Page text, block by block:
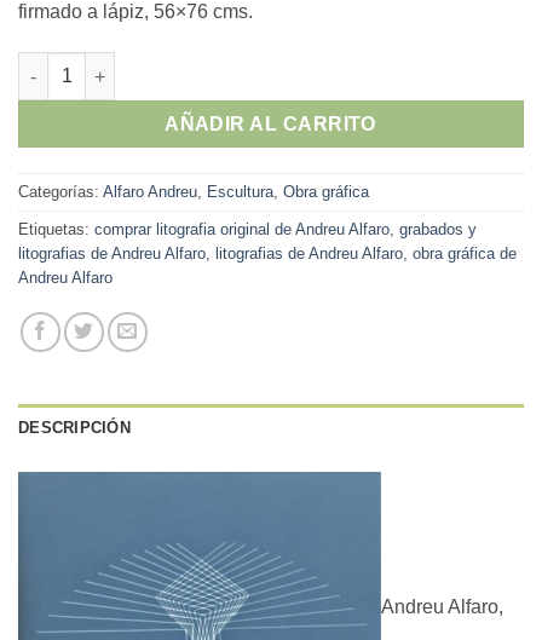
firmado a lápiz, 56×76 cms.
Andreu Alfaro - "Cinética" litografia cantidad
AÑADIR AL CARRITO
Categorías: Alfaro Andreu Escultura Obra gráfica
Etiquetas: comprar litografia original de Andreu Alfaro grabados y
litografias de Andreu Alfaro
litografias de Andreu Alfaro obra gráfica de
Andreu Alfaro
DESCRIPCIÓN
Andreu Alfaro,